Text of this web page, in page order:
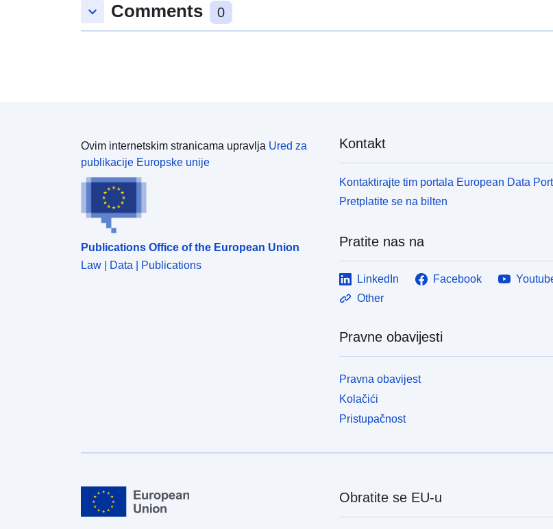
keyboard_arrow_down Comments 0
Ovim internetskim stranicama upravlja Ured za
publikacije Europske unije
Publications Office of the European Union
Law | Data | Publications
Kontakt
Kontaktirajte tim portala European Data
Pretplatite se na bilten
Pratite nas na
LinkedIn Facebook
Other
Pravne obavijesti
Pravna obavijest
Kolačići
Pristupačnost
Obratite se EU-u